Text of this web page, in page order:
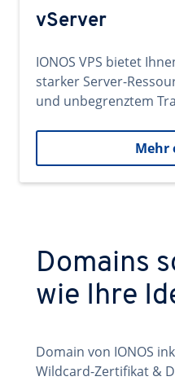
vServer
IONOS VPS bietet
starker Server-
und unbegrenztem
Mehr
Domains
wie Ihre
Domain von IONOS
Wildcard-Zertifikat &